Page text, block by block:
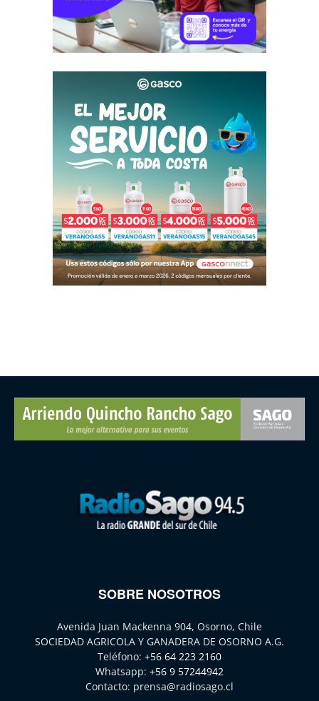
SOBRE NOSOTROS
Avenida Juan Mackenna 904, Osorno, Chile
SOCIEDAD AGRICOLA Y GANADERA DE OSORNO A.G.
Teléfono: +56 64 223 2160
Whatsapp: +56 9 57244942
Contacto: prensa@radiosago.cl